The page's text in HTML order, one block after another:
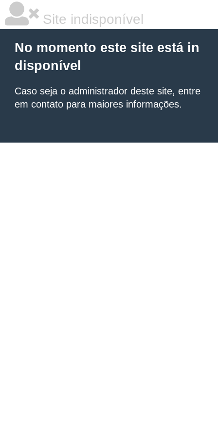
Site indisponível
No momento este site está in
disponível
Caso seja o administrador deste site, entre
em contato para maiores informações.